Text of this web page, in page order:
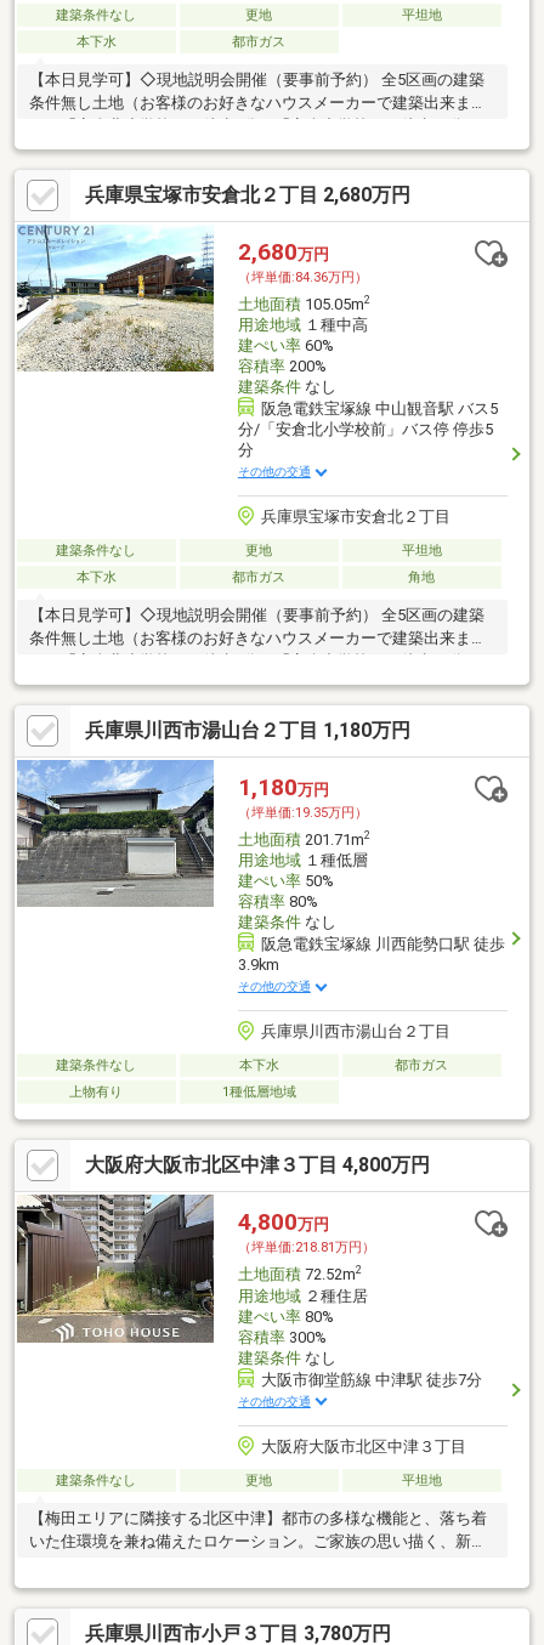
建築条件なし 更地
平坦地
本下水
都市ガス
【本日見学可】◇現地説明会開催（要事前予約） 全5区画の建築
条件無し土地（お客様のお好きなハウスメーカーで建築出来ま
別途下水引込整備金要
兵庫県宝塚市安倉北２丁目 2,680万円
2,680万円
（坪単価:84.36万円）
土地面積105.05m2
用途地域１種中高
建ぺい率60%
容積率200%
建築条件なし
阪急電鉄宝塚線 中山観音駅 バス5
分/「安倉北小学校前」バス停 停歩5
分
その他の交通
兵庫県宝塚市安倉北２丁目
建築条件なし 更地
平坦地
本下水
都市ガス 角地
【本日見学可】◇現地説明会開催（要事前予約） 全5区画の建築
条件無し土地（お客様のお好きなハウスメーカーで建築出来ま
別途下水引込整備金要
兵庫県川西市湯山台２丁目 1,180万円
1,180万円
（坪単価:19.35万円）
土地面積201.71m2
用途地域１種低層
建ぺい率50%
容積率80%
建築条件なし
阪急電鉄宝塚線 川西能勢口駅 徒歩
3.9km
その他の交通
兵庫県川西市湯山台２丁目
建築条件なし 本下水
都市ガス
上物有り
1種低層地域
大阪府大阪市北区中津３丁目 4,800万円
4,800万円
（坪単価:218.81万円）
土地面積72.52m2
用途地域２種住居
建ぺい率80%
容積率300%
建築条件なし
大阪市御堂筋線 中津駅 徒歩7分
その他の交通
大阪府大阪市北区中津３丁目
建築条件なし 更地 平坦地
【梅田エリアに隣接する北区中津】都市の多様な機能と、落ち着
いた住環境を兼ね備えたロケーション。ご家族の思い描く、新し
兵庫県川西市小戸３丁目 3,780万円